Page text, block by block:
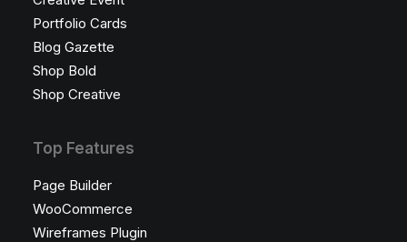
Portfolio Cards
Blog Gazette
Shop Bold
Shop Creative
Top Features
Page Builder
WooCommerce
Wireframes Plugin